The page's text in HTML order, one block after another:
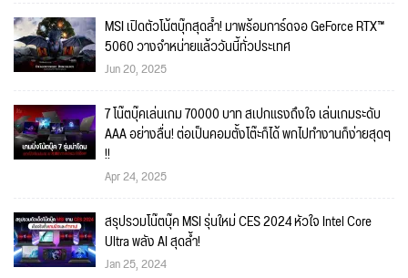
MSI เปิดตัวโน้ตบุ๊กสุดล้ำ! มาพร้อมการ์ดจอ GeForce RTX™
5060 วางจำหน่ายแล้ววันนี้ทั่วประเทศ
Jun 20, 2025
7 โน๊ตบุ๊คเล่นเกม 70000 บาท สเปกแรงถึงใจ เล่นเกมระดับ
AAA อย่างลื่น! ต่อเป็นคอมตั้งโต๊ะก็ได้ พกไปทำงานก็ง่ายสุดๆ
!!
Apr 24, 2025
สรุปรวมโน๊ตบุ๊ค MSI รุ่นใหม่ CES 2024 หัวใจ Intel Core
Ultra พลัง AI สุดล้ำ!
Jan 25, 2024